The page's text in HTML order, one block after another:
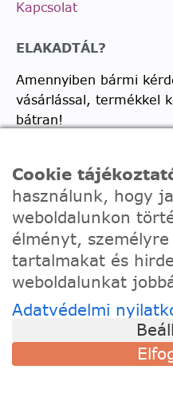
Kapcsolat
ELAKADTÁL?
Amennyiben bármi
vásárlással, termékkel
bátran!
Ügyfélszolgálati e-
Egyedi képes
egyedi@festede.hu
Facebook Messenger
Csatlakozz 19.000
Cookie
használunk, hogy
weboldalunkon
élményt,
tartalmakat és
weboldalunkat
Adatvédelmi